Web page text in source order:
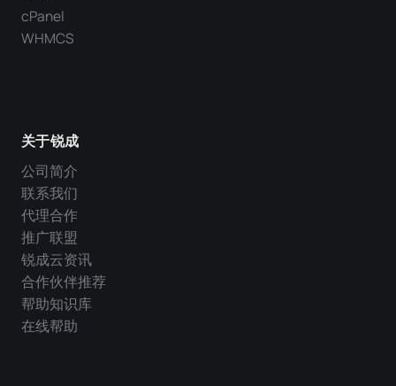
cPanel
WHMCS
关于锐成
公司简介
联系我们
代理合作
推广联盟
锐成云资讯
合作伙伴推荐
帮助知识库
在线帮助